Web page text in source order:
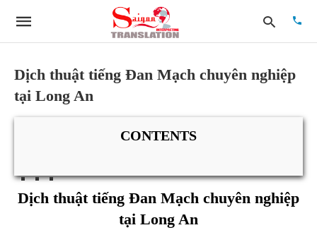
your
enter:
Dịch thuật tiếng Đan Mạch chuyên nghiệp
tại Long An
CONTENTS
Dịch thuật tiếng Đan Mạch chuyên nghiệp
tại Long An